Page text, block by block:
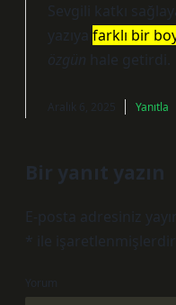
Sevgili katkı
yazıya farklı bir
özgün hale getirdi.
Aralık 6, 2025 Yanıtla
Bir yanıt yazın
E-posta adresiniz
*
ile işaretlenmişlerdir
Yorum